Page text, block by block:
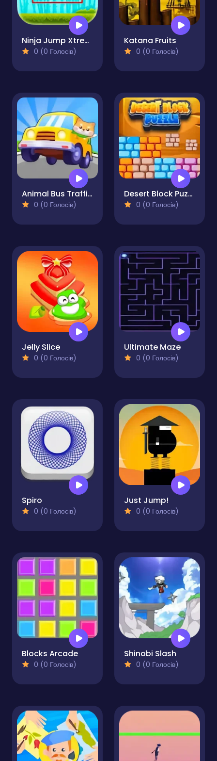
Ninja Jump Xtreme
0 (0 Голосів)
Katana Fruits
0 (0 Голосів)
Animal Bus Traffic Jam
0 (0 Голосів)
Desert Block Puzzle
0 (0 Голосів)
Jelly Slice
0 (0 Голосів)
Ultimate Maze
0 (0 Голосів)
Spiro
0 (0 Голосів)
Just Jump!
0 (0 Голосів)
Blocks Arcade
0 (0 Голосів)
Shinobi Slash
0 (0 Голосів)